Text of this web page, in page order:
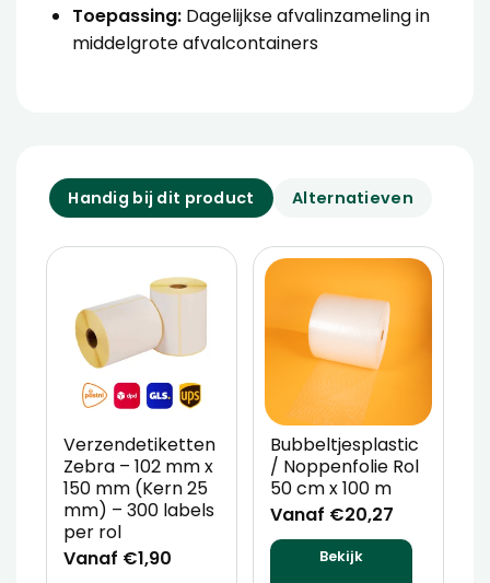
Toepassing:Dagelijkse afvalinzameling in
middelgrote afvalcontainers
Handig bij dit product Alternatieven
Verzendetiketten
Zebra – 102 mm x
150 mm (Kern 25
mm) – 300 labels
per rol
Vanaf €1,90
Bubbeltjesplastic
/ Noppenfolie Rol
50 cm x 100 m
Vanaf €20,27
Bekijk